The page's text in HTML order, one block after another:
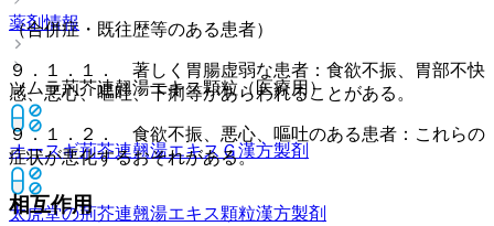
薬剤情報
ツムラ荊芥連翹湯エキス顆粒（医療用）
オースギ荊芥連翹湯エキスＧ漢方製剤
太虎堂の荊芥連翹湯エキス顆粒漢方製剤
（合併症・既往歴等のある患者）
９．１．１． 著しく胃腸虚弱な患者：食欲不振、胃部不快
感、悪心、嘔吐、下痢等があらわれることがある。
９．１．２． 食欲不振、悪心、嘔吐のある患者：これらの
症状が悪化するおそれがある。
相互作用